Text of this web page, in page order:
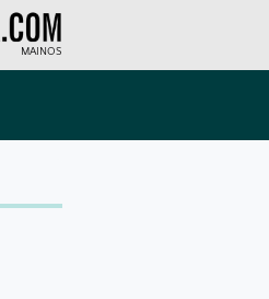
MAINOS